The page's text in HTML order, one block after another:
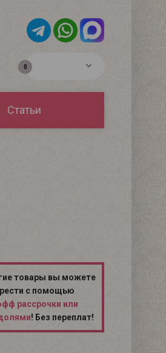
0
Статьи
товары вы можете
с помощью
рассрочки или
! Без переплат!